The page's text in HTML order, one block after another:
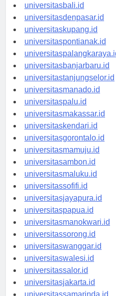
universitasbanten.id
universitasbali.id
universitasdenpasar.id
universitaskupang.id
universitaspontianak.id
universitaspalangkaraya.id
universitasbanjarbaru.id
universitastanjungselor.id
universitasmanado.id
universitaspalu.id
universitasmakassar.id
universitaskendari.id
universitasgorontalo.id
universitasmamuju.id
universitasambon.id
universitasmaluku.id
universitassofifi.id
universitasjayapura.id
universitaspapua.id
universitasmanokwari.id
universitassorong.id
universitaswanggar.id
universitaswalesi.id
universitassalor.id
universitasjakarta.id